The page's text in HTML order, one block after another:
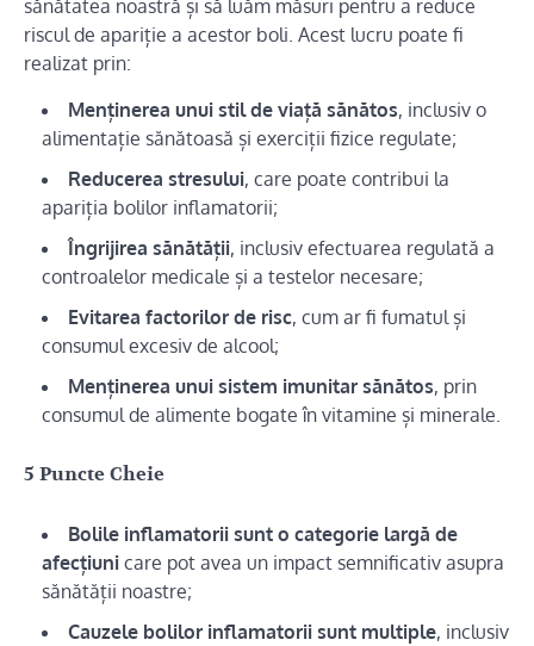
sănătatea noastră și să luăm măsuri pentru a reduce
riscul de apariție a acestor boli. Acest lucru poate fi
realizat prin:
Menținerea unui stil de viață sănătos, inclusiv o
alimentație sănătoasă și exerciții fizice regulate;
Reducerea stresului, care poate contribui la
apariția bolilor inflamatorii;
Îngrijirea sănătății, inclusiv efectuarea regulată a
controalelor medicale și a testelor necesare;
Evitarea factorilor de risc, cum ar fi fumatul și
consumul excesiv de alcool;
Menținerea unui sistem imunitar sănătos, prin
consumul de alimente bogate în vitamine și minerale.
5 Puncte Cheie
Bolile inflamatorii sunt o categorie largă de
afecțiuni care pot avea un impact semnificativ asupra
sănătății noastre;
Cauzele bolilor inflamatorii sunt multiple, inclusiv